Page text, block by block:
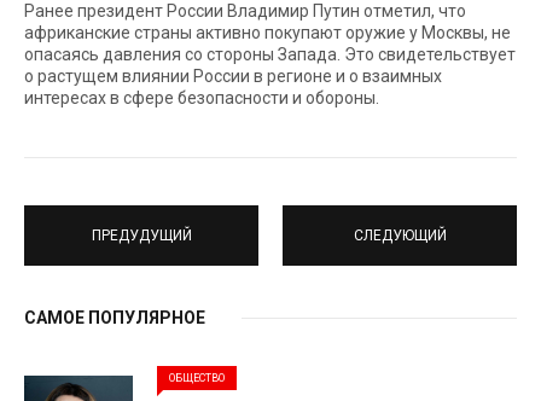
Ранее президент России Владимир Путин отметил, что
африканские страны активно покупают оружие у Москвы, не
опасаясь давления со стороны Запада. Это свидетельствует
о растущем влиянии России в регионе и о взаимных
интересах в сфере безопасности и обороны.
ПРЕДУДУЩИЙ СЛЕДУЮЩИЙ
САМОЕ ПОПУЛЯРНОЕ
ОБЩЕСТВО